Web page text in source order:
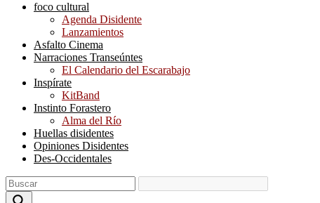
foco cultural
Agenda Disidente
Lanzamientos
Asfalto Cinema
Narraciones Transeúntes
El Calendario del Escarabajo
Inspírate
KitBand
Instinto Forastero
Alma del Río
Huellas disidentes
Opiniones Disidentes
Des-Occidentales